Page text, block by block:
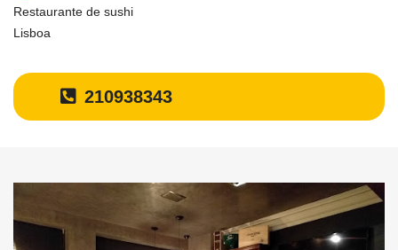
Restaurante de sushi
Lisboa
210938343